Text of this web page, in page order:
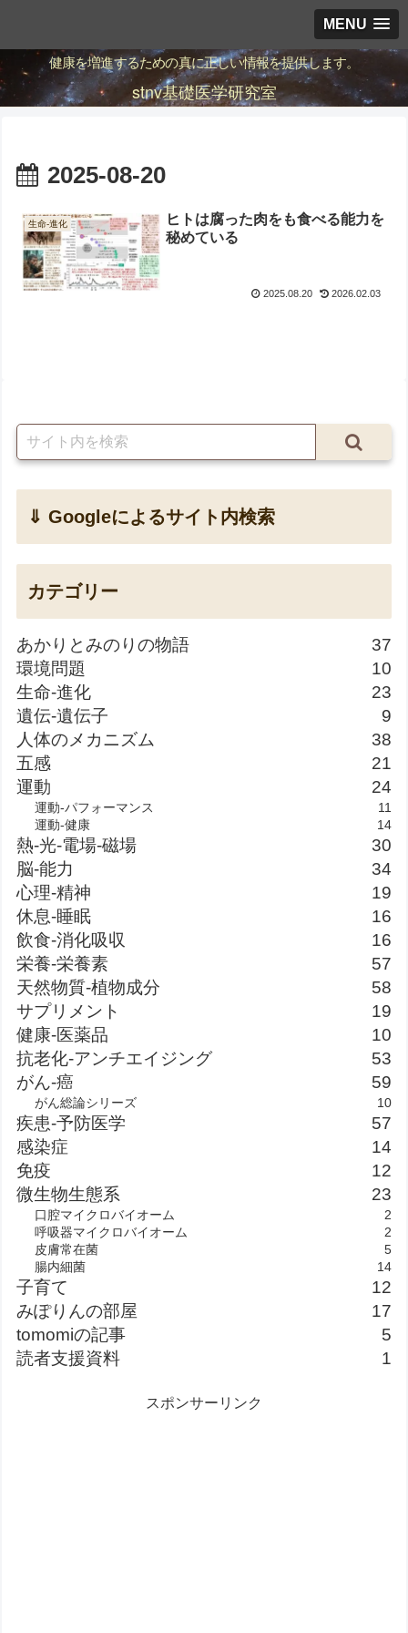
MENU
健康を増進するための真に正しい情報を提供します。
stnv基礎医学研究室
2025-08-20
生命-進化
ヒトは腐った肉をも食べる能力を
秘めている
2025.08.20 2026.02.03
⇓ Googleによるサイト内検索
カテゴリー
あかりとみのりの物語
37
環境問題
10
生命-進化
23
遺伝-遺伝子
9
人体のメカニズム
38
五感
21
運動
24
運動-パフォーマンス
11
運動-健康
14
熱-光-電場-磁場
30
脳-能力
34
心理-精神
19
休息-睡眠
16
飲食-消化吸収
16
栄養-栄養素
57
天然物質-植物成分
58
サプリメント
19
健康-医薬品
10
抗老化-アンチエイジング
53
がん-癌
59
がん総論シリーズ 10
疾患-予防医学
57
感染症
14
免疫
12
微生物生態系
23
口腔マイクロバイオーム
2
呼吸器マイクロバイオーム
2
皮膚常在菌
5
腸内細菌
14
子育て
12
みぽりんの部屋
17
tomomiの記事
5
読者支援資料
1
スポンサーリンク